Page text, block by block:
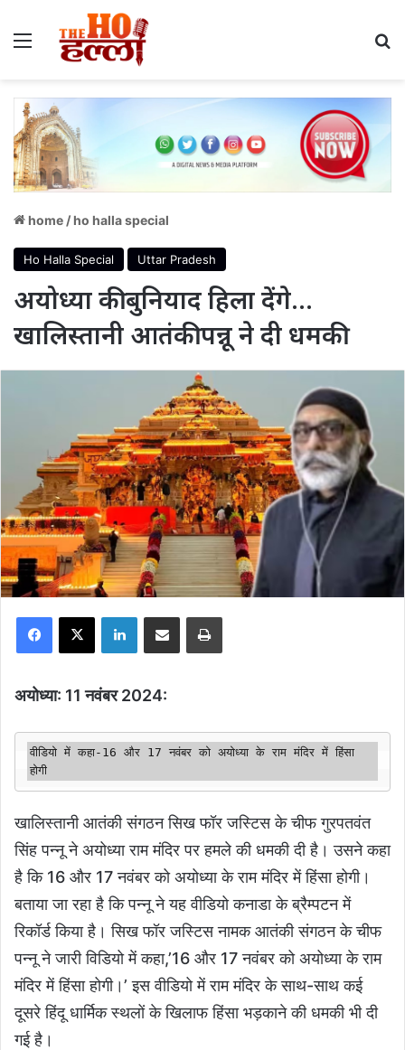
Menu
home /ho halla special
Ho Halla Special Uttar Pradesh
अयोध्या की बुनियाद हिला देंगे…
खालिस्तानी आतंकी पन्नू ने दी धमकी
Facebook
X LinkedInShare via Email Print
अयोध्या: 11 नवंबर 2024:
वीडियो में कहा-16 और 17 नवंबर को अयोध्या के राम मंदिर में हिंसा
होगी
खालिस्तानी आतंकी संगठन सिख फॉर जस्टिस के चीफ गुरपतवंत
सिंह पन्नू ने अयोध्या राम मंदिर पर हमले की धमकी दी है। उसने कहा
है कि 16 और 17 नवंबर को अयोध्या के राम मंदिर में हिंसा होगी।
बताया जा रहा है कि पन्नू ने यह वीडियो कनाडा के ब्रैम्पटन में
रिकॉर्ड किया है। सिख फॉर जस्टिस नामक आतंकी संगठन के चीफ
पन्नू ने जारी विडियो में कहा,’16 और 17 नवंबर को अयोध्या के राम
मंदिर में हिंसा होगी।’ इस वीडियो में राम मंदिर के साथ-साथ कई
दूसरे हिंदू धार्मिक स्थलों के खिलाफ हिंसा भड़काने की धमकी भी दी
गई है।